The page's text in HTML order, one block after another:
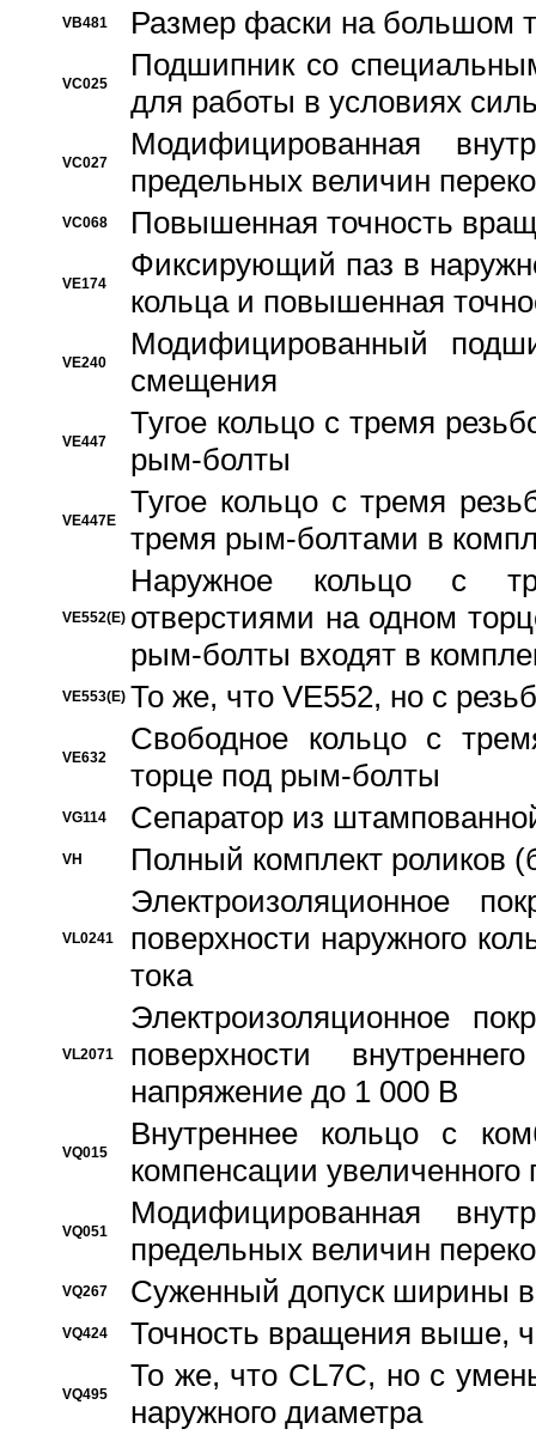
VB481 Размер фаски на большом
VC025
Подшипник со
для работы в условиях
VC027
Модифицированная
предельных величин
VC068 Повышенная точность
VE174
Фиксирующий паз в
кольца и повышенная
VE240
Модифицированный
смещения
VE447
Тугое кольцо с тремя
рым-болты
VE447E
Тугое кольцо с тремя
тремя рым-болтами в
VE552(E)
Наружное кольцо с
отверстиями на одном
рым-болты входят в
VE553(E) То же, что VE552, но с
VE632
Свободное кольцо с
торце под рым-болты
VG114 Сепаратор из
VH Полный комплект роликов
VL0241
Электроизоляционное
поверхности наружного
тока
VL2071
Электроизоляционное
поверхности
напряжение до 1 000 В
VQ015
Bнутреннее кольцо с
компенсации увеличенного
VQ051
Модифицированная
предельных величин
VQ267 Суженный допуск ширины
VQ424 Точность вращения выше,
VQ495
То же, что CL7C, но с
наружного диаметра